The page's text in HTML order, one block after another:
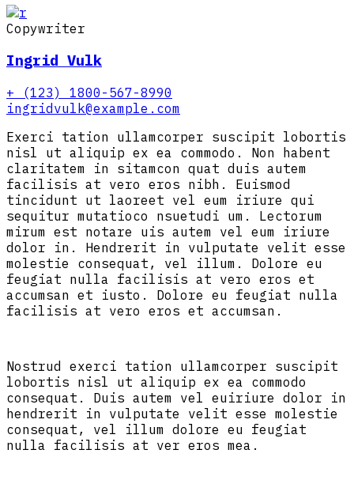
Copywriter
Ingrid Vulk
+ (123) 1800-567-8990
ingridvulk@example.com
Exerci tation ullamcorper suscipit lobortis
nisl ut aliquip ex ea commodo. Non habent
claritatem in sitamcon quat duis autem
facilisis at vero eros nibh. Euismod
tincidunt ut laoreet vel eum iriure qui
sequitur mutatioco nsuetudi um. Lectorum
mirum est notare uis autem vel eum iriure
dolor in. Hendrerit in vulputate velit esse
molestie consequat, vel illum. Dolore eu
feugiat nulla facilisis at vero eros et
accumsan et iusto. Dolore eu feugiat nulla
facilisis at vero eros et accumsan.
Nostrud exerci tation ullamcorper suscipit
lobortis nisl ut aliquip ex ea commodo
consequat. Duis autem vel euiriure dolor in
hendrerit in vulputate velit esse molestie
consequat, vel illum dolore eu feugiat
nulla facilisis at ver eros mea.